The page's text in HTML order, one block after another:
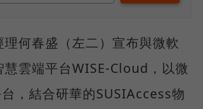
理何春盛（左二）宣布與微軟
慧雲端平台WISE-Cloud，以微
，結合研華的SUSIAccess物